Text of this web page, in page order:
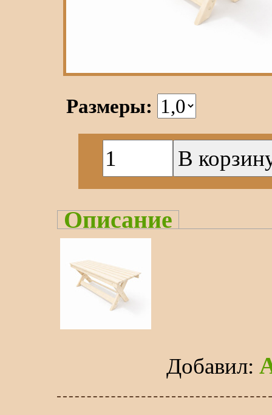
Размеры:
Описание
Добавил: